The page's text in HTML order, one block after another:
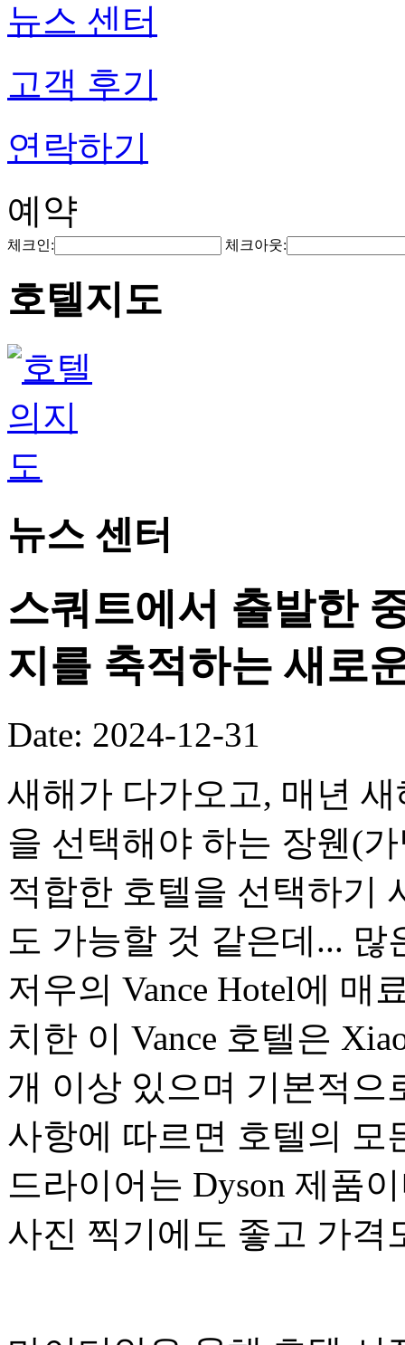
뉴스 센터
고객 후기
연락하기
예약
체크인: 체크아웃:
호텔지도
뉴스 센터
스쿼트에서 출발한
지를 축적하는 새로
Date: 2024-12-31
새해가 다가오고, 매년
을 선택해야 하는 장웬(
적합한 호텔을 선택하기
도 가능할 것 같은데...
저우의 Vance Hotel에 매
치한 이 Vance 호텔은
개 이상 있으며 기본적으
사항에 따르면 호텔의 모
드라이어는 Dyson 제품
사진 찍기에도 좋고 가격